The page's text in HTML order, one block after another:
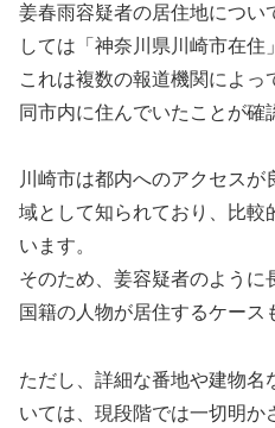
姜春雨容疑者の居住地につい
しては「神奈川県川崎市在住
これは複数の報道機関によっ
同市内に住んでいたことが確
川崎市は都内へのアクセス
域として知られており、比較
います。
そのため、姜容疑者のよう
国籍の人物が居住するケース
ただし、詳細な番地や建物名
いては、現段階では一切明か